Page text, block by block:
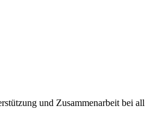
und Zusammenarbeit bei all